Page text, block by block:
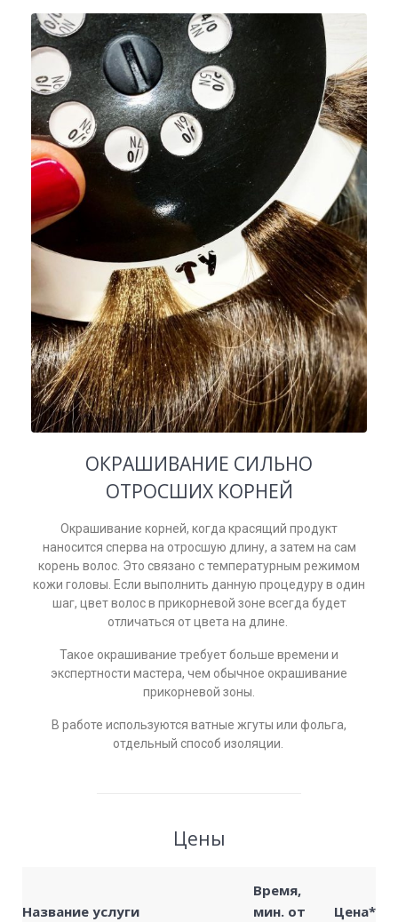
ОКРАШИВАНИЕ СИЛЬНО
ОТРОСШИХ КОРНЕЙ
Окрашивание корней, когда красящий продукт
наносится сперва на отросшую длину, а затем на сам
корень волос. Это связано с температурным режимом
кожи головы. Если выполнить данную процедуру в один
шаг, цвет волос в прикорневой зоне всегда будет
отличаться от цвета на длине.
Такое окрашивание требует больше времени и
экспертности мастера, чем обычное окрашивание
прикорневой зоны.
В работе используются ватные жгуты или фольга,
отдельный способ изоляции.
Цены
Название услуги
Время,
мин. от
Цена*